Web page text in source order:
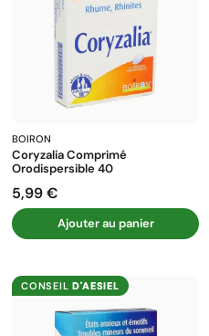
BOIRON
Coryzalia Comprimé
Orodispersible 40
Prix
5,99 €
Ajouter au panier
CONSEILD'AESIEL